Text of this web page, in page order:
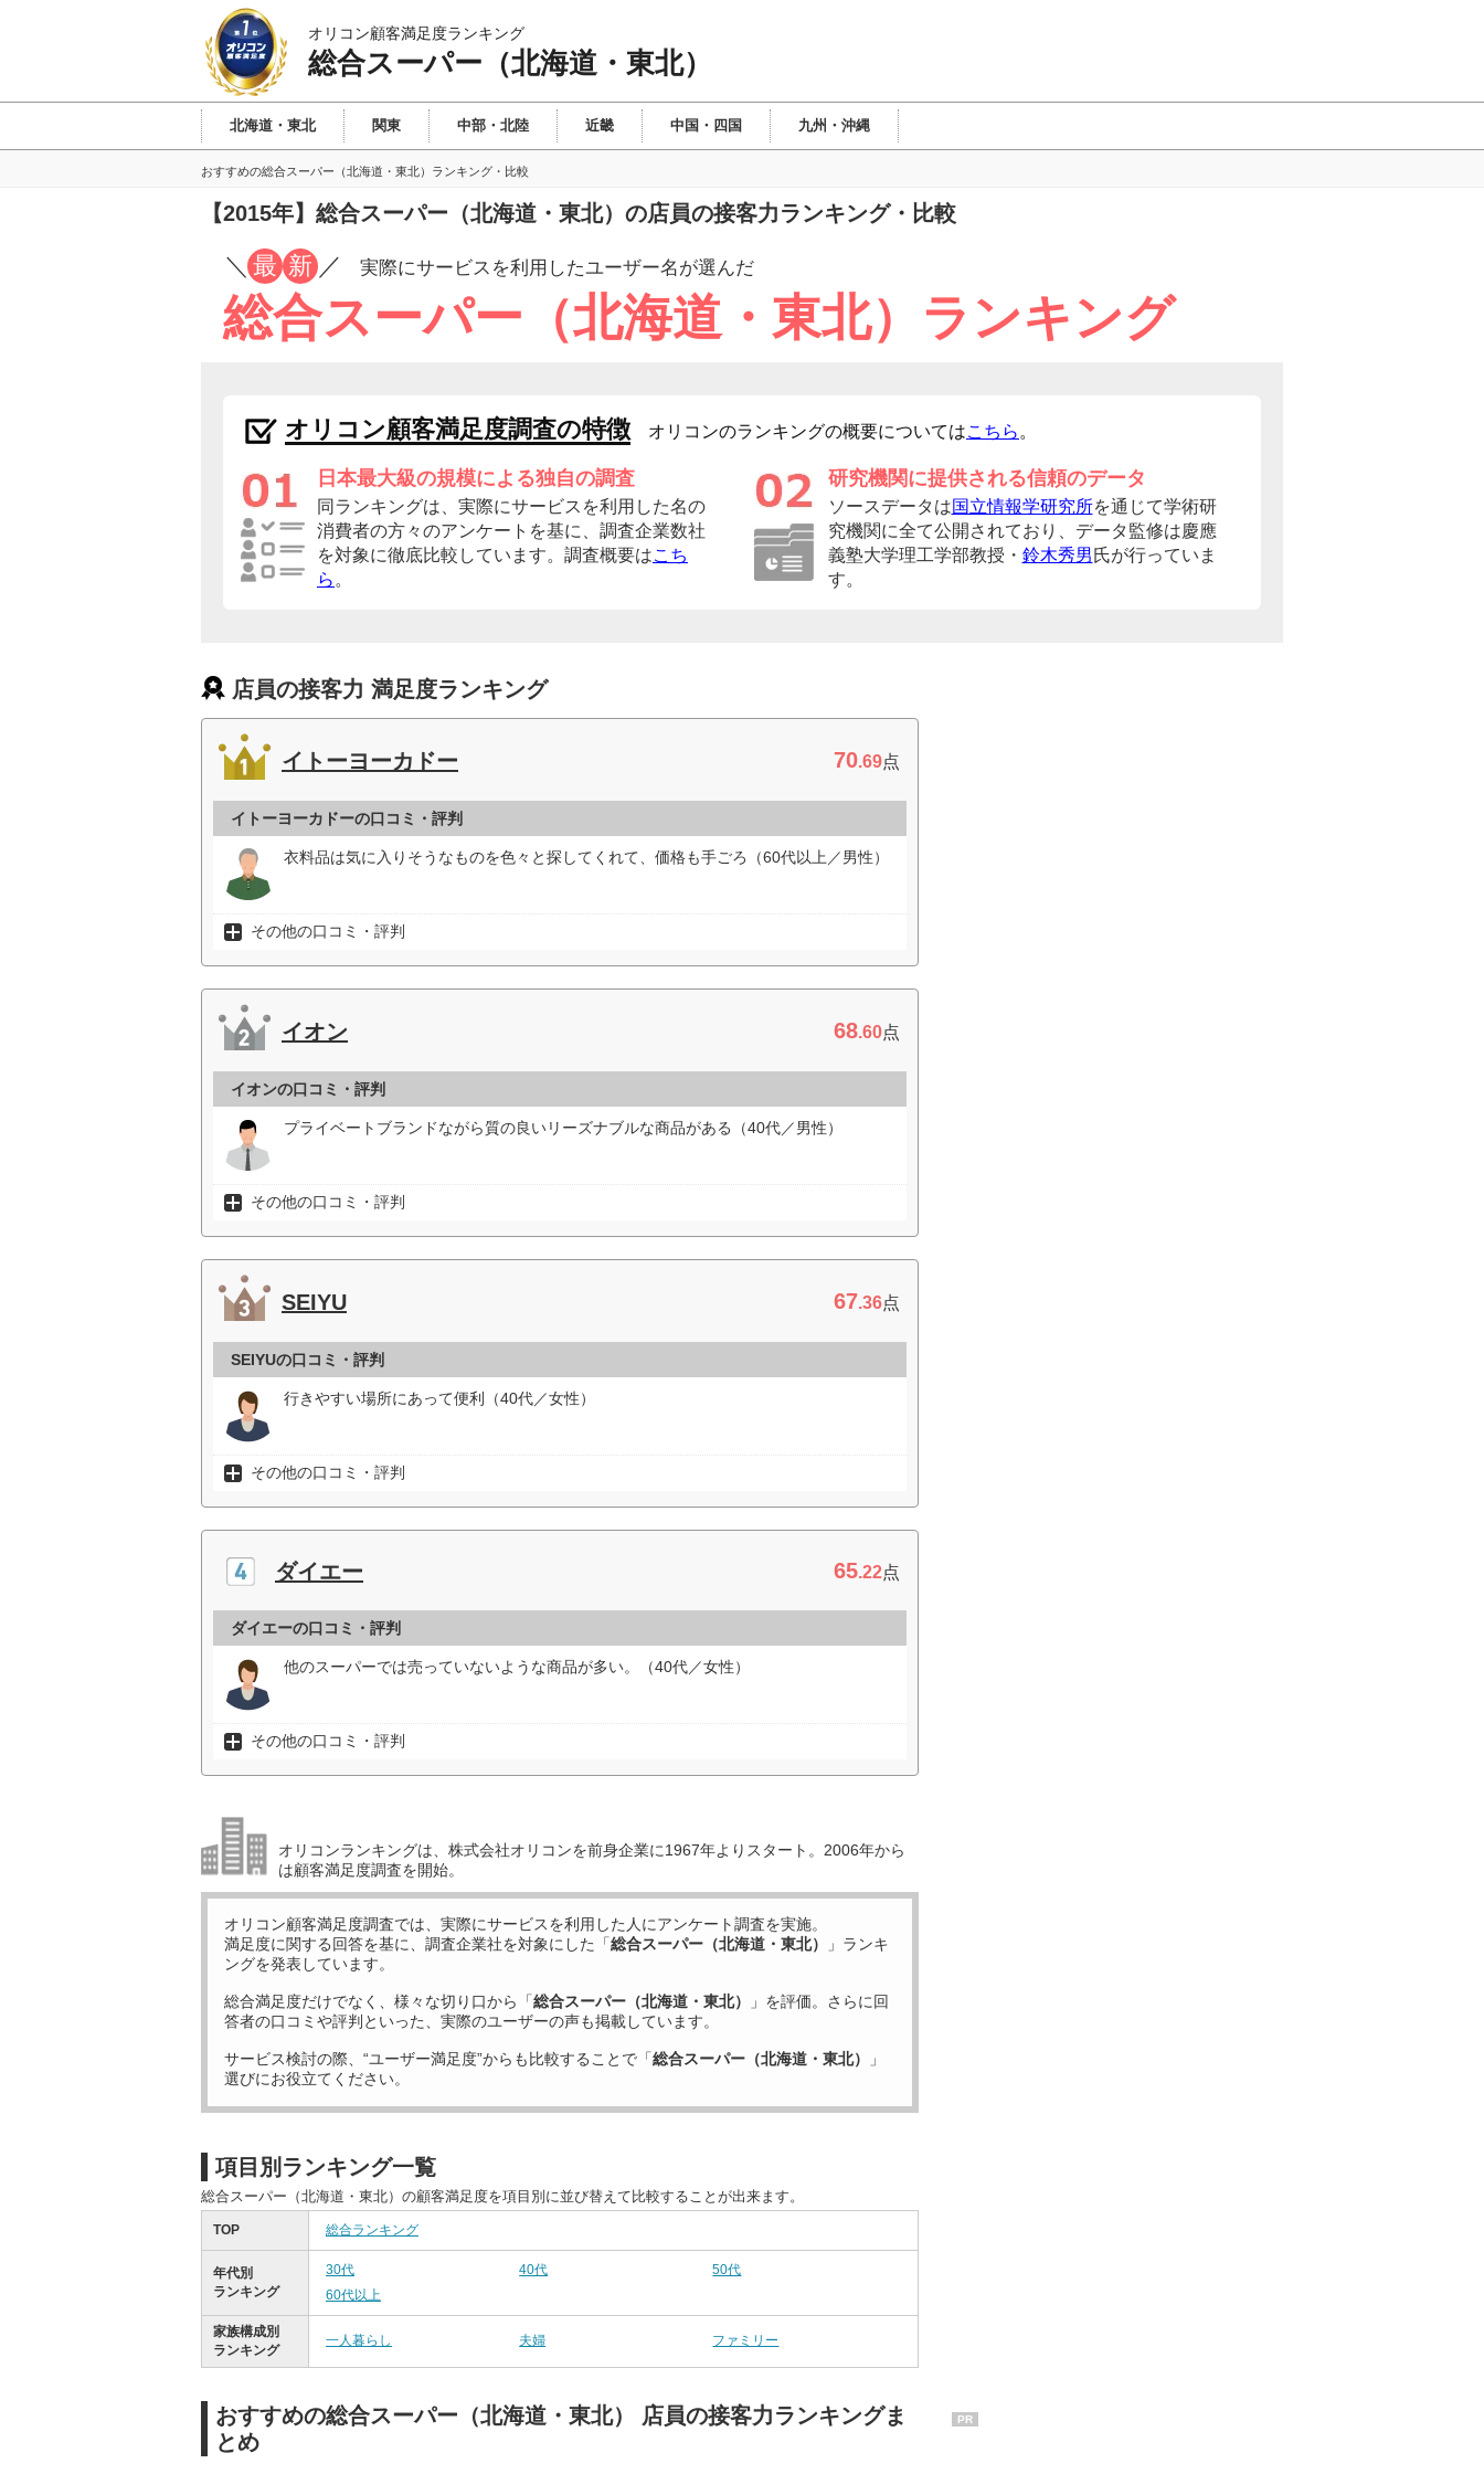
オリコン顧客満足度ランキング
総合スーパー（北海道・東北）
北海道・東北 関東 中部・北陸 近畿 中国・四国 九州・沖縄
おすすめの総合スーパー（北海道・東北）ランキング・比較
【2015年】総合スーパー（北海道・東北）の店員の接客力ランキング・比較
／ 最 新 ／ 実際にサービスを利用したユーザー名が選んだ
総合スーパー（北海道・東北）ランキング
オリコン顧客満足度調査の特徴 オリコンのランキングの概要についてはこちら 。
日本最大級の規模による独自の調査
同ランキングは、実際にサービスを利用した名の
消費者の方々のアンケートを基に、調査企業数社
を対象に徹底比較しています。調査概要はこち
ら 。
研究機関に提供される信頼のデータ
ソースデータは国立情報学研究所を通じて学術研
究機関に全て公開されており、データ監修は慶應
義塾大学理工学部教授・ 鈴木秀男 氏が行っていま
す。
店員の接客力 満足度ランキング
イトーヨーカドー 70.69点
イトーヨーカドーの口コミ・評判
衣料品は気に入りそうなものを色々と探してくれて、価格も手ごろ（60代以上／男性）
その他の口コミ・評判
イオン 68.60点
イオンの口コミ・評判
プライベートブランドながら質の良いリーズナブルな商品がある（40代／男性）
その他の口コミ・評判
SEIYU 67.36点
SEIYUの口コミ・評判
行きやすい場所にあって便利（40代／女性）
その他の口コミ・評判
ダイエー 65.22点
ダイエーの口コミ・評判
他のスーパーでは売っていないような商品が多い。（40代／女性）
その他の口コミ・評判
オリコンランキングは、株式会社オリコンを前身企業に1967年よりスタート。2006年から
は顧客満足度調査を開始。
オリコン顧客満足度調査では、実際にサービスを利用した 人にアンケート調査を実施。
満足度に関する回答を基に、調査企業社を対象にした「総合スーパー（北海道・東北）
」ランキ
ングを発表しています。
総合満足度だけでなく、様々な切り口から「総合スーパー（北海道・東北）
」を評価。さらに回
答者の口コミや評判といった、実際のユーザーの声も掲載しています。
サービス検討の際、“ユーザー満足度”からも比較することで「総合スーパー（北海道・東北）
」
選びにお役立てください。
項目別ランキング一覧
総合スーパー（北海道・東北）の顧客満足度を項目別に並び替えて比較することが出来ます。
TOP 総合ランキング
年代別
ランキング
30代 40代
50代
60代以上
家族構成別
ランキング
一人暮らし 夫婦 ファミリー
おすすめの総合スーパー（北海道・東北） 店員の接客力ランキングま
とめ
PR